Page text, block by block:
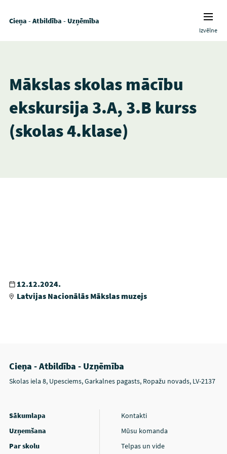
Cieņa - Atbildība - Uzņēmība
Izvēlne
Mākslas skolas mācību
ekskursija 3.A, 3.B kurss
(skolas 4.klase)
12.12.2024.
Latvijas Nacionālās Mākslas muzejs
Cieņa - Atbildība - Uzņēmība
Skolas iela 8, Upesciems, Garkalnes pagasts, Ropažu novads, LV-2137
Sākumlapa
Uzņemšana
Par skolu
Kontakti
Mūsu komanda
Telpas un vide